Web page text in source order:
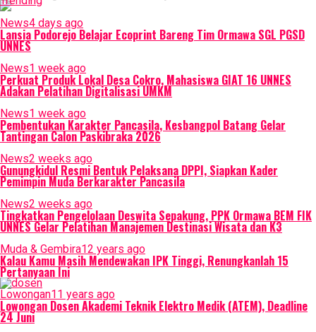
News4 days ago
Lansia Podorejo Belajar Ecoprint Bareng Tim Ormawa SGL PGSD
UNNES
News1 week ago
Perkuat Produk Lokal Desa Cokro, Mahasiswa GIAT 16 UNNES
Adakan Pelatihan Digitalisasi UMKM
News1 week ago
Pembentukan Karakter Pancasila, Kesbangpol Batang Gelar
Tantingan Calon Paskibraka 2026
News2 weeks ago
Gunungkidul Resmi Bentuk Pelaksana DPPI, Siapkan Kader
Pemimpin Muda Berkarakter Pancasila
News2 weeks ago
Tingkatkan Pengelolaan Deswita Sepakung, PPK Ormawa BEM FIK
UNNES Gelar Pelatihan Manajemen Destinasi Wisata dan K3
Muda & Gembira12 years ago
Kalau Kamu Masih Mendewakan IPK Tinggi, Renungkanlah 15
Pertanyaan Ini
Lowongan11 years ago
Lowongan Dosen Akademi Teknik Elektro Medik (ATEM), Deadline
24 Juni